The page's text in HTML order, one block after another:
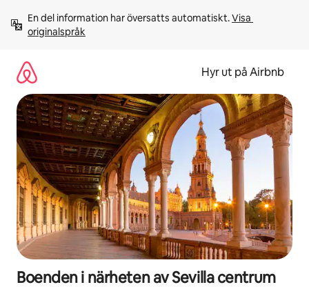
innehåll
En del information har översatts automatiskt. Visa
originalspråk
Hyr ut på Airbnb
Boenden i närheten av Sevilla centrum